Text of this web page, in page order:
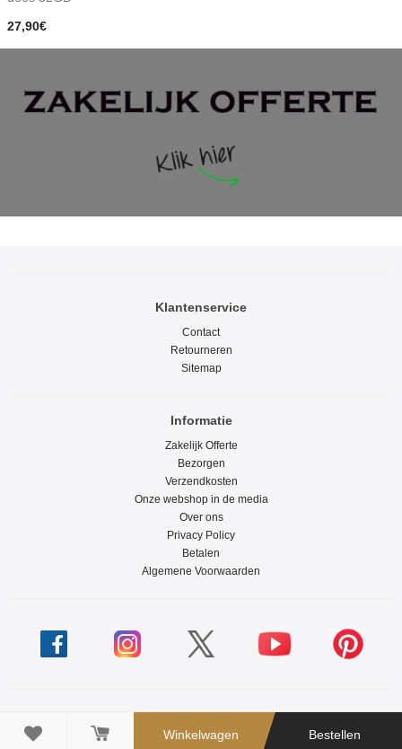
 Winkelwagen Bestellen
27,90€
Klantenservice
Contact
Retourneren
Sitemap
Informatie
Zakelijk Offerte
Bezorgen
Verzendkosten
Onze webshop in de media
Over ons
Privacy Policy
Betalen
Algemene Voorwaarden